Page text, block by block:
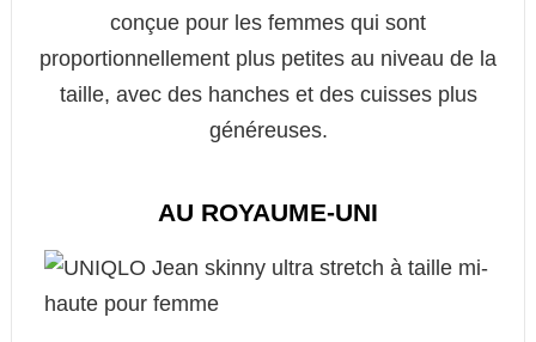
conçue pour les femmes qui sont
proportionnellement plus petites au niveau de la
taille, avec des hanches et des cuisses plus
généreuses.
AU ROYAUME-UNI